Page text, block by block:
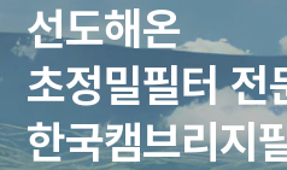
선도해온
초정밀필터 전
한국캠브리지